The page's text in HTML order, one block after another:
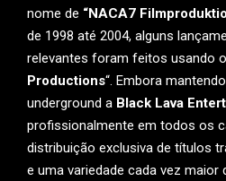
nome de “NACA7
de 1998 até 2004, alguns
relevantes foram feitos usando
Productions“. Embora
underground a Black Lava
profissionalmente em todos os
distribuição exclusiva de títulos
e uma variedade cada vez maior